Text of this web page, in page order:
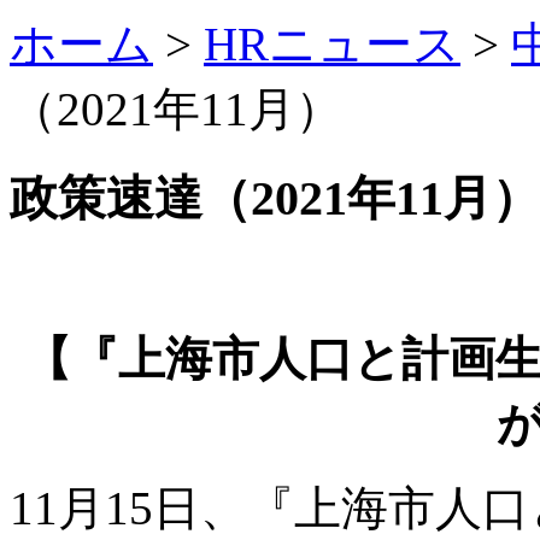
ホーム > HRニュース >
（2021年11月）
政策速達（2021年11月）
【『上海市人口と計画
11月15日、『上海市人